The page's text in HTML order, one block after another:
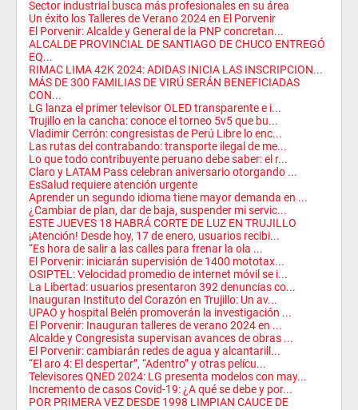
Sector industrial busca más profesionales en su área
Un éxito los Talleres de Verano 2024 en El Porvenir
El Porvenir: Alcalde y General de la PNP concretan...
ALCALDE PROVINCIAL DE SANTIAGO DE CHUCO ENTREGÓ
EQ...
RIMAC LIMA 42K 2024: ADIDAS INICIA LAS INSCRIPCION...
MÁS DE 300 FAMILIAS DE VIRÚ SERÁN BENEFICIADAS
CON...
LG lanza el primer televisor OLED transparente e i...
Trujillo en la cancha: conoce el torneo 5v5 que bu...
Vladimir Cerrón: congresistas de Perú Libre lo enc...
Las rutas del contrabando: transporte ilegal de me...
Lo que todo contribuyente peruano debe saber: el r...
Claro y LATAM Pass celebran aniversario otorgando ...
EsSalud requiere atención urgente
Aprender un segundo idioma tiene mayor demanda en ...
¿Cambiar de plan, dar de baja, suspender mi servic...
ESTE JUEVES 18 HABRÁ CORTE DE LUZ EN TRUJILLO
¡Atención! Desde hoy, 17 de enero, usuarios recibi...
“Es hora de salir a las calles para frenar la ola ...
El Porvenir: iniciarán supervisión de 1400 mototax...
OSIPTEL: Velocidad promedio de internet móvil se i...
La Libertad: usuarios presentaron 392 denuncias co...
Inauguran Instituto del Corazón en Trujillo: Un av...
UPAO y hospital Belén promoverán la investigación ...
El Porvenir: Inauguran talleres de verano 2024 en ...
Alcalde y Congresista supervisan avances de obras ...
El Porvenir: cambiarán redes de agua y alcantarill...
“El aro 4: El despertar”, “Adentro” y otras pelícu...
Televisores QNED 2024: LG presenta modelos con may...
Incremento de casos Covid-19: ¿A qué se debe y por...
POR PRIMERA VEZ DESDE 1998 LIMPIAN CAUCE DE